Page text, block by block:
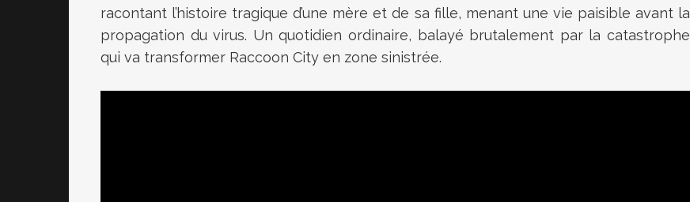
racontant l’histoire tragique d’une mère et de sa fille, menant une vie paisible avant la
propagation du virus. Un quotidien ordinaire, balayé brutalement par la catastrophe
qui va transformer Raccoon City en zone sinistrée.